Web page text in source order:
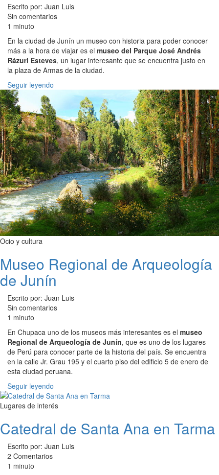
Escrito por: Juan Luis
Sin comentarios
1 minuto
En la ciudad de Junín un museo con historia para poder conocer
más a la hora de viajar es el museo del Parque José Andrés
Rázuri Esteves, un lugar interesante que se encuentra justo en
la plaza de Armas de la ciudad.
Seguir leyendo
Ocio y cultura
Museo Regional de Arqueología
de Junín
Escrito por: Juan Luis
Sin comentarios
1 minuto
En Chupaca uno de los museos más interesantes es el museo
Regional de Arqueología de Junín, que es uno de los lugares
de Perú para conocer parte de la historia del país. Se encuentra
en la calle Jr. Grau 195 y el cuarto piso del edificio 5 de enero de
esta ciudad peruana.
Seguir leyendo
Lugares de interés
Catedral de Santa Ana en Tarma
Escrito por: Juan Luis
2 Comentarios
1 minuto